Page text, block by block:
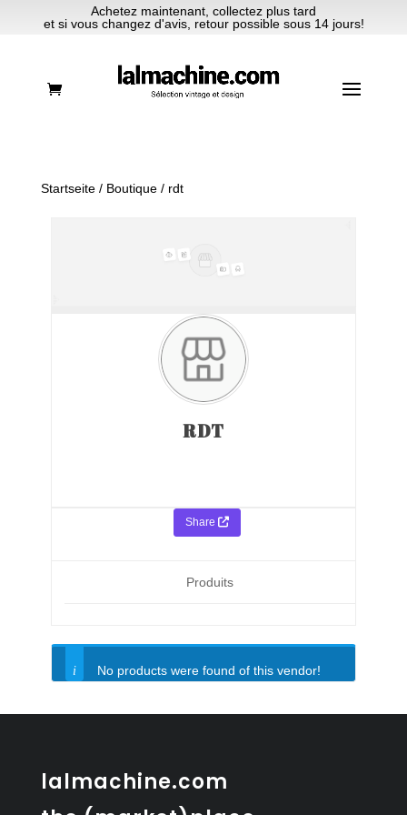
Achetez maintenant, collectez plus tard
et si vous changez d'avis, retour possible sous 14 jours!
Startseite/ Boutique/ rdt
RDT
Share
Produits
No products were found of this vendor!
lalmachine.com